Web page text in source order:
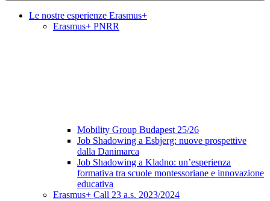
Le nostre esperienze Erasmus+
Erasmus+ PNRR
Mobility Group Budapest 25/26
Job Shadowing a Esbjerg: nuove prospettive
dalla Danimarca
Job Shadowing a Kladno: un’esperienza
formativa tra scuole montessoriane e innovazione
educativa
Erasmus+ Call 23 a.s. 2023/2024